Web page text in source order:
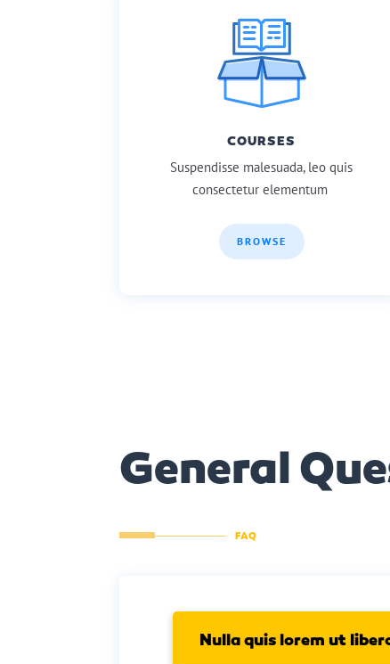
COURSES
Suspendisse malesuada, leo quis
consectetur elementum
BROWSE
General
FAQ
Nulla quis lorem ut